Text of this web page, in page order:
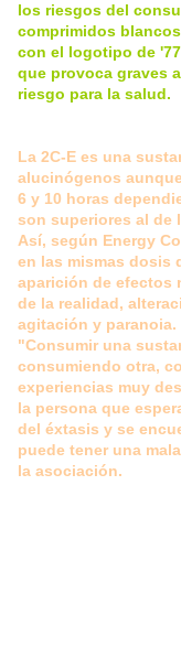
los riesgos del
comprimidos
con el logotipo de
que provoca graves
riesgo para la salud.
La 2C-E es una
alucinógenos
6 y 10 horas
son superiores al de
Así, según Energy
en las mismas dosis
aparición de efectos
de la realidad,
agitación y paranoia.
"Consumir una
consumiendo otra,
experiencias muy
la persona que
del éxtasis y se
puede tener una
la asociación.